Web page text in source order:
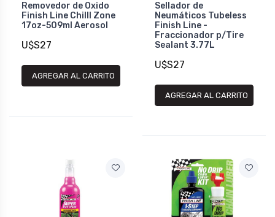
Removedor de Oxido
Finish Line Chilll Zone
17oz-509ml Aerosol
U$S27
AGREGAR AL CARRITO
Sellador de
Neumáticos Tubeless
Finish Line -
Fraccionador p/Tire
Sealant 3.77L
U$S27
AGREGAR AL CARRITO